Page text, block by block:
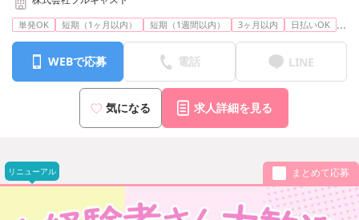
単発OK 短期（1ヶ月以内） 短期（1週間以内） 3ヶ月以内 日払いOK ...
WEBで応募 電話 LINE
気になる 求人詳細を見る
リニューアル まとめて応募